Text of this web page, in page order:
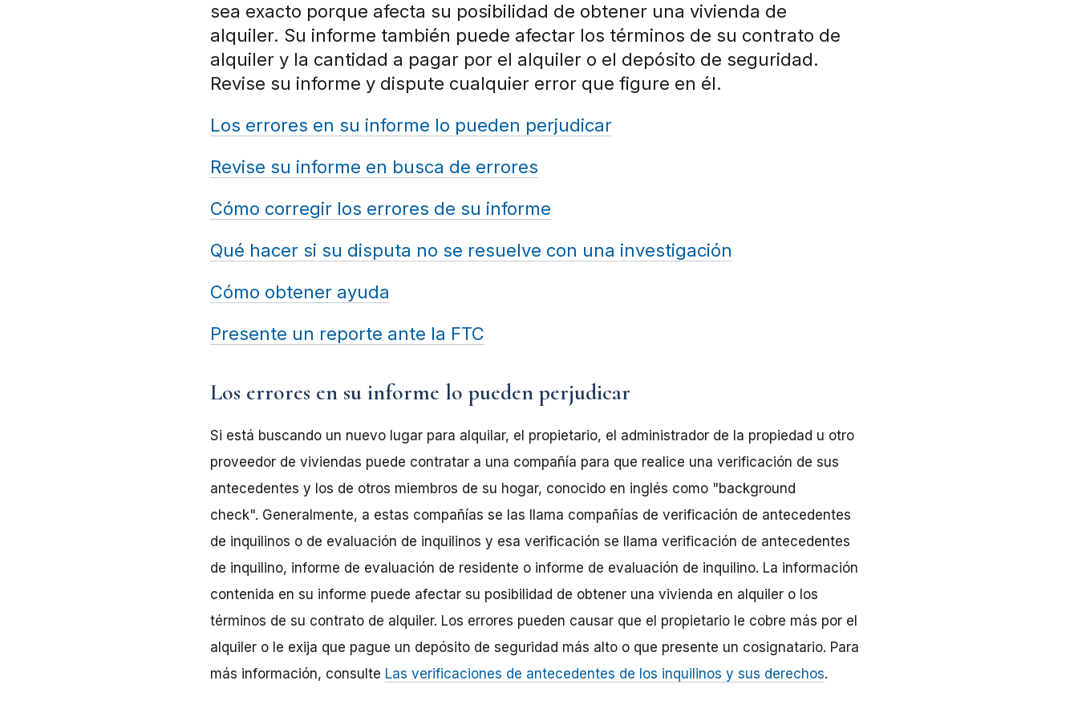
sea exacto porque afecta su posibilidad de obtener una vivienda de
alquiler. Su informe también puede afectar los términos de su contrato de
alquiler y la cantidad a pagar por el alquiler o el depósito de seguridad.
Revise su informe y dispute cualquier error que figure en él.
Los errores en su informe lo pueden perjudicar
Revise su informe en busca de errores
Cómo corregir los errores de su informe
Qué hacer si su disputa no se resuelve con una investigación
Cómo obtener ayuda
Presente un reporte ante la FTC
Los errores en su informe lo pueden perjudicar
Si está buscando un nuevo lugar para alquilar, el propietario, el administrador de la propiedad u otro
proveedor de viviendas puede contratar a una compañía para que realice una verificación de sus
antecedentes y los de otros miembros de su hogar, conocido en inglés como "background
check". Generalmente, a estas compañías se las llama compañías de verificación de antecedentes
de inquilinos o de evaluación de inquilinos y esa verificación se llama verificación de antecedentes
de inquilino, informe de evaluación de residente o informe de evaluación de inquilino. La información
contenida en su informe puede afectar su posibilidad de obtener una vivienda en alquiler o los
términos de su contrato de alquiler. Los errores pueden causar que el propietario le cobre más por el
alquiler o le exija que pague un depósito de seguridad más alto o que presente un cosignatario. Para
más información, consulte Las verificaciones de antecedentes de los inquilinos y sus derechos.